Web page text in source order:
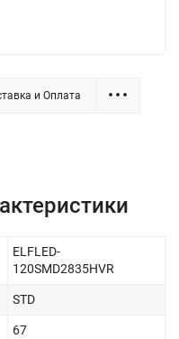
и Оплата
ELFLED-
120SMD2835HVR
STD
67